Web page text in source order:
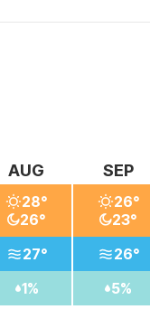
AUG
28°
26°
27°
1%
SEP
26°
23°
26°
5%